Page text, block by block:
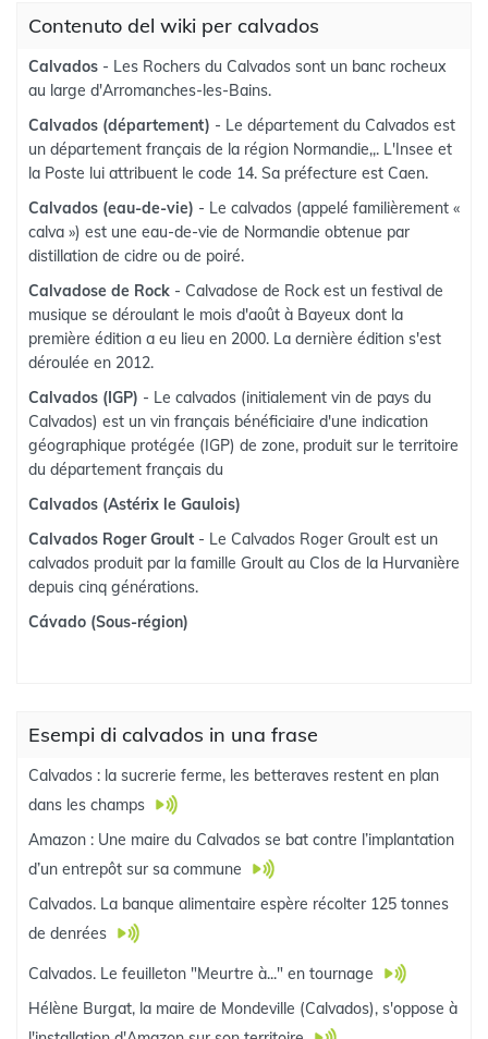
Contenuto del wiki per calvados
Calvados - Les Rochers du Calvados sont un banc rocheux
au large d'Arromanches-les-Bains.
Calvados (département) - Le département du Calvados est
un département français de la région Normandie,,. L'Insee et
la Poste lui attribuent le code 14. Sa préfecture est Caen.
Calvados (eau-de-vie) - Le calvados (appelé familièrement «
calva ») est une eau-de-vie de Normandie obtenue par
distillation de cidre ou de poiré.
Calvadose de Rock - Calvadose de Rock est un festival de
musique se déroulant le mois d'août à Bayeux dont la
première édition a eu lieu en 2000. La dernière édition s'est
déroulée en 2012.
Calvados (IGP) - Le calvados (initialement vin de pays du
Calvados) est un vin français bénéficiaire d'une indication
géographique protégée (IGP) de zone, produit sur le territoire
du département français du
Calvados (Astérix le Gaulois)
Calvados Roger Groult - Le Calvados Roger Groult est un
calvados produit par la famille Groult au Clos de la Hurvanière
depuis cinq générations.
Cávado (Sous-région)
Esempi di calvados in una frase
Calvados : la sucrerie ferme, les betteraves restent en plan
dans les champs
Amazon : Une maire du Calvados se bat contre l’implantation
d’un entrepôt sur sa commune
Calvados. La banque alimentaire espère récolter 125 tonnes
de denrées
Calvados. Le feuilleton "Meurtre à..." en tournage
Hélène Burgat, la maire de Mondeville (Calvados), s'oppose à